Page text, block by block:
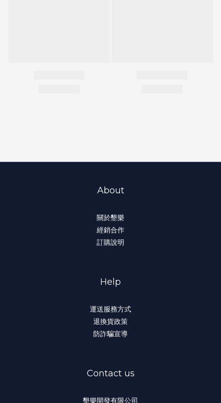
About
關於墾樂
經銷合作
訂購說明
Help
運送服務方式
退換貨政策
防詐騙宣導
Contact us
墾樂開發有限公司